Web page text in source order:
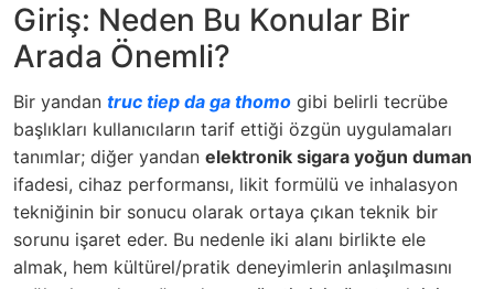
Giriş: Neden Bu Konular Bir
Arada Önemli?
Bir yandan truc tiep da ga thomo gibi belirli tecrübe
başlıkları kullanıcıların tarif ettiği özgün uygulamaları
tanımlar; diğer yandan elektronik sigara yoğun duman
ifadesi, cihaz performansı, likit formülü ve inhalasyon
tekniğinin bir sonucu olarak ortaya çıkan teknik bir
sorunu işaret eder. Bu nedenle iki alanı birlikte ele
almak, hem kültürel/pratik deneyimlerin anlaşılmasını